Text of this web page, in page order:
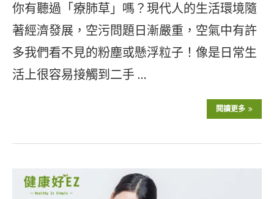
你有聽過「療肺草」嗎？現代人的生活環境隨
著經濟發展，空污問題日漸嚴重，空氣中有許
多我們看不見的粉塵或懸浮粒子！像是日常生
活上很容易接觸到二手 …
閱讀更多